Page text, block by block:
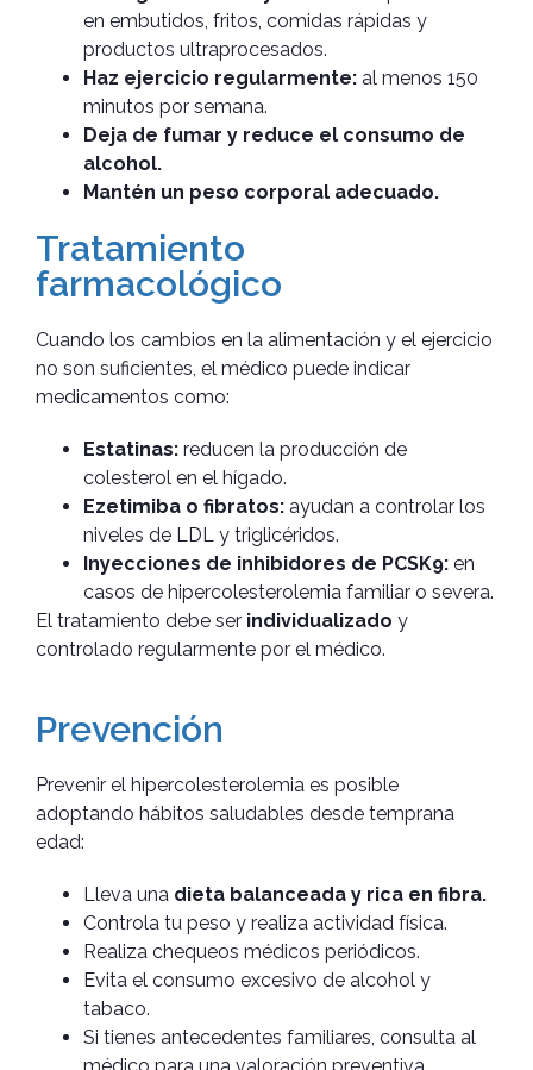
en embutidos, fritos, comidas rápidas y
productos ultraprocesados.
Haz ejercicio regularmente: al menos 150
minutos por semana.
Deja de fumar y reduce el consumo de
alcohol.
Mantén un peso corporal adecuado.
Tratamiento
farmacológico
Cuando los cambios en la alimentación y el ejercicio
no son suficientes, el médico puede indicar
medicamentos como:
Estatinas: reducen la producción de
colesterol en el hígado.
Ezetimiba o fibratos: ayudan a controlar los
niveles de LDL y triglicéridos.
Inyecciones de inhibidores de PCSK9: en
casos de hipercolesterolemia familiar o severa.
El tratamiento debe ser individualizado y
controlado regularmente por el médico.
Prevención
Prevenir el hipercolesterolemia es posible
adoptando hábitos saludables desde temprana
edad:
Lleva una dieta balanceada y rica en fibra.
Controla tu peso y realiza actividad física.
Realiza chequeos médicos periódicos.
Evita el consumo excesivo de alcohol y
tabaco.
Si tienes antecedentes familiares, consulta al
médico para una valoración preventiva.